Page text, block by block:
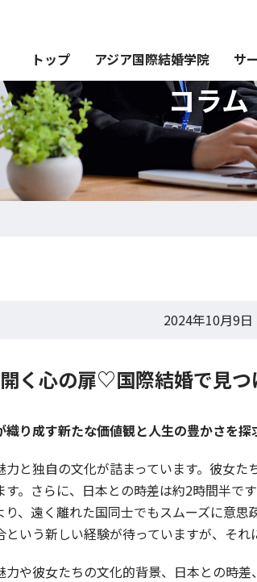
トップ
アジア国際結婚学院 サ
コラム
2024年10月9日
く心の扉♡国際結婚で見つ
織り成す新たな価値観と人生の豊かさを探
と独自の文化が詰まっています。彼女
。さらに、日本との時差は約2時間半で
、遠く離れた国同士でもスムーズに意
いう新しい経験が待っていますが、それ
や彼女たちの文化的背景、日本との時